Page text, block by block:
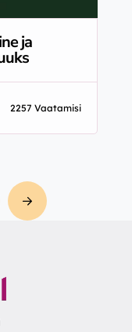
ja
2257 Vaatamisi